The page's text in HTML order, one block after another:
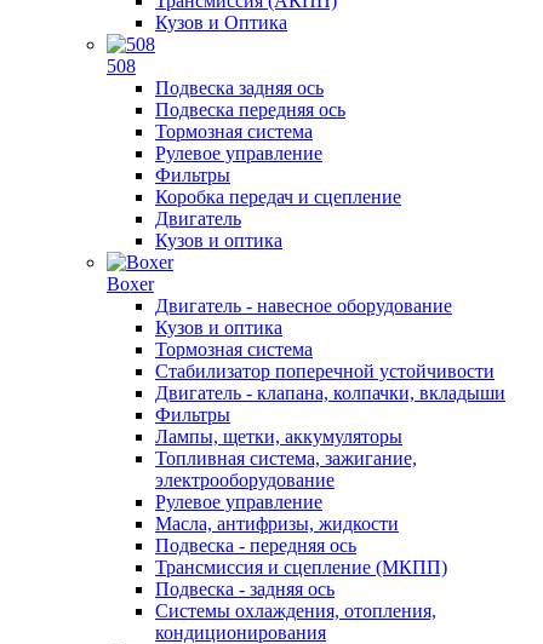
Кузов и Оптика
508
Подвеска задняя ось
Подвеска передняя ось
Тормозная система
Рулевое управление
Фильтры
Коробка передач и сцепление
Двигатель
Кузов и оптика
Boxer
Двигатель - навесное оборудование
Кузов и оптика
Тормозная система
Стабилизатор поперечной устойчивости
Двигатель - клапана, колпачки, вкладыши
Фильтры
Лампы, щетки, аккумуляторы
Топливная система, зажигание,
электрооборудование
Рулевое управление
Масла, антифризы, жидкости
Подвеска - передняя ось
Трансмиссия и сцепление (МКПП)
Подвеска - задняя ось
Системы охлаждения, отопления,
кондиционирования